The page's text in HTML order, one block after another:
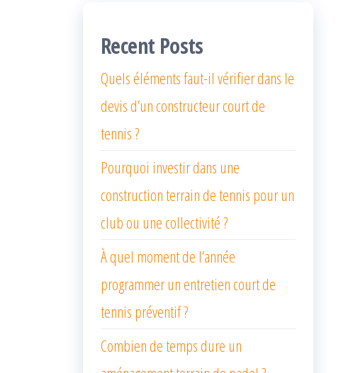
Recent Posts
Quels éléments faut-il vérifier dans le
devis d’un constructeur court de
tennis ?
Pourquoi investir dans une
construction terrain de tennis pour un
club ou une collectivité ?
À quel moment de l’année
programmer un entretien court de
tennis préventif ?
Combien de temps dure un